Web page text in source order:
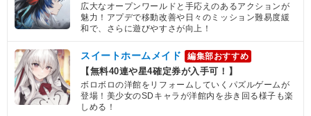
広大なオープンワールドと手応えのあるアクションが
魅力！アプデで移動改善や日々のミッション難易度緩
和で、さらに遊びやすさが向上！
スイートホームメイド 編集部おすすめ
【無料40連や星4確定券が入手可！】
ボロボロの洋館をリフォームしていくパズルゲームが
登場！美少女のSDキャラが洋館内を歩き回る様子も楽
しめる！